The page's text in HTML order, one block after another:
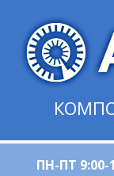
ПН-ПТ 9:00-